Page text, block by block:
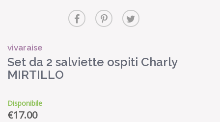
vivaraise
Set da 2 salviette ospiti Charly
MIRTILLO
Disponibile
€17.00